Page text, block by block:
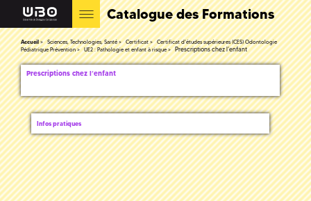
Catalogue des Formations
Accueil Sciences, Technologies, Santé Certificat
Certificat d'études supérieures (CES) Odontologie
Pédiatrique Prévention
UE2 : Pathologie et enfant à risque Prescriptions chez l’enfant
Prescriptions chez l’enfant
Infos pratiques